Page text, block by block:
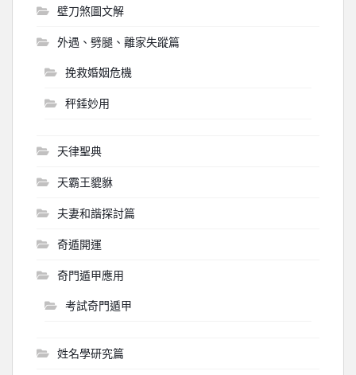
壁刀煞圖文解
外遇、劈腿、離家失蹤篇
挽救婚姻危機
秤錘妙用
天律聖典
天霸王貔貅
夫妻和諧探討篇
奇遁開運
奇門遁甲應用
考試奇門遁甲
姓名學研究篇